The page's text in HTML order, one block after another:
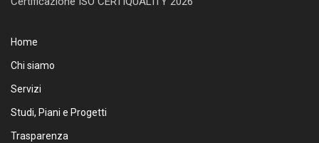
Home
Chi siamo
Servizi
Studi, Piani e Progetti
Trasparenza